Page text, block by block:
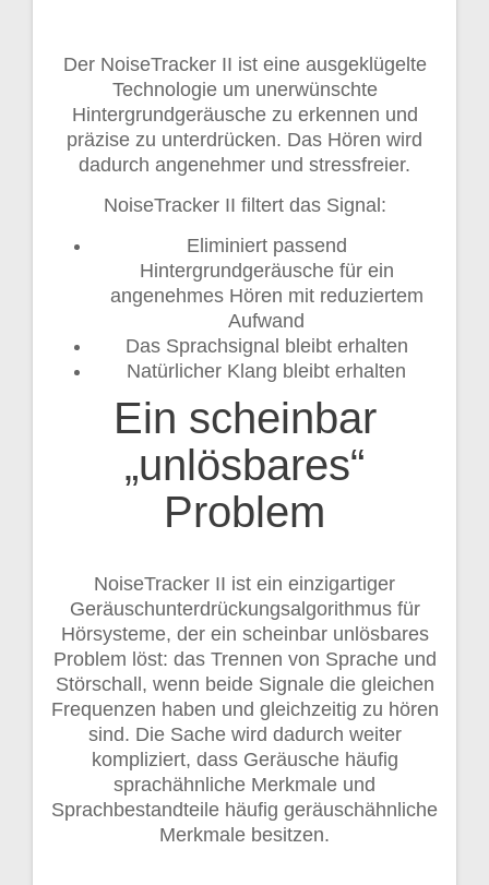
Der NoiseTracker II ist eine ausgeklügelte
Technologie um unerwünschte
Hintergrundgeräusche zu erkennen und
präzise zu unterdrücken. Das Hören wird
dadurch angenehmer und stressfreier.
NoiseTracker II filtert das Signal:
Eliminiert passend
Hintergrundgeräusche für ein
angenehmes Hören mit reduziertem
Aufwand
Das Sprachsignal bleibt erhalten
Natürlicher Klang bleibt erhalten
Ein scheinbar
„unlösbares“
Problem
NoiseTracker II ist ein einzigartiger
Geräuschunterdrückungsalgorithmus für
Hörsysteme, der ein scheinbar unlösbares
Problem löst: das Trennen von Sprache und
Störschall, wenn beide Signale die gleichen
Frequenzen haben und gleichzeitig zu hören
sind. Die Sache wird dadurch weiter
kompliziert, dass Geräusche häufig
sprachähnliche Merkmale und
Sprachbestandteile häufig geräuschähnliche
Merkmale besitzen.